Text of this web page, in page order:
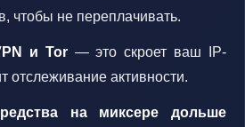
чтобы не переплачивать.
и Tor— это скроет ваш IP-
отслеживание активности.
на миксере дольше